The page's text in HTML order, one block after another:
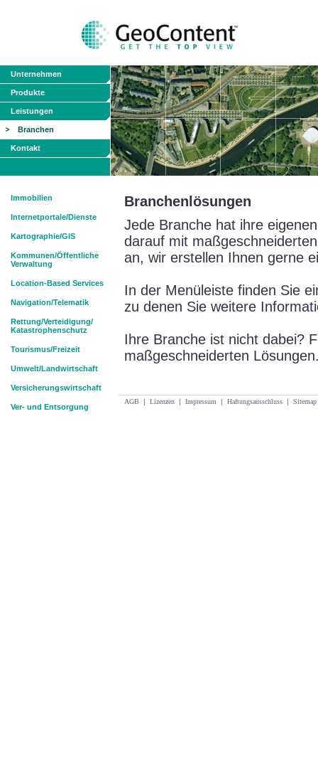
Unternehmen
Produkte
Leistungen
Branchen
Kontakt
Immobilien
Internetportale/Dienste
Kartographie/GIS
Kommunen/Öffentliche
Verwaltung
Location-Based Services
Navigation/Telematik
Rettung/Verteidigung/
Katastrophenschutz
Tourismus/Freizeit
Umwelt/Landwirtschaft
Versicherungswirtschaft
Ver- und Entsorgung
Branchenlösungen
Jede Branche hat ihre
darauf mit
an, wir erstellen Ihnen gerne
In der Menüleiste finden Sie
zu denen Sie weitere
Ihre Branche ist nicht dabei?
maßgeschneiderten
AGB | Lizenzen | Impressum | Haftungsausschluss | Sitemap